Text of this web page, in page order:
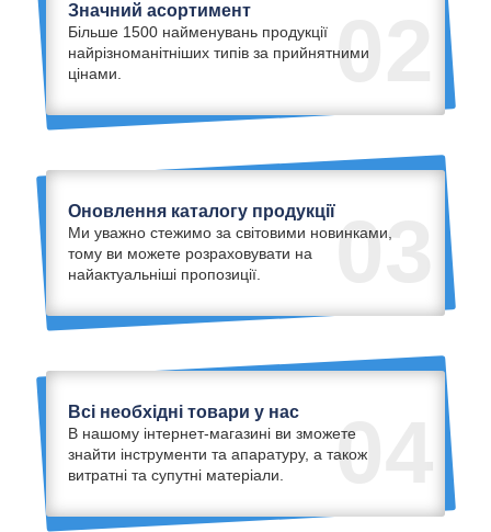
02
Значний асортимент
Більше 1500 найменувань продукції
найрізноманітніших типів за прийнятними
цінами.
03
Оновлення каталогу продукції
Ми уважно стежимо за світовими новинками,
тому ви можете розраховувати на
найактуальніші пропозиції.
04
Всі необхідні товари у нас
В нашому інтернет-магазині ви зможете
знайти інструменти та апаратуру, а також
витратні та супутні матеріали.